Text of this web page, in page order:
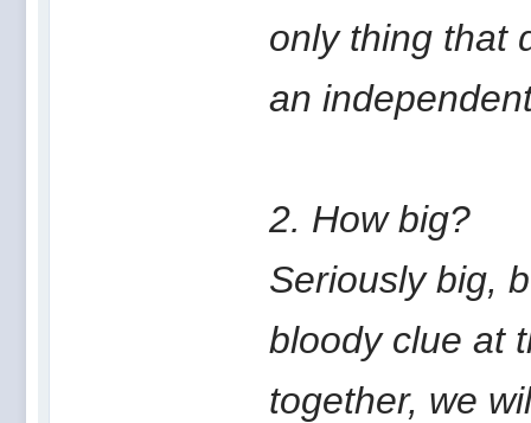
only thing that
an
2. How big?
Seriously big,
bloody clue at
together, we